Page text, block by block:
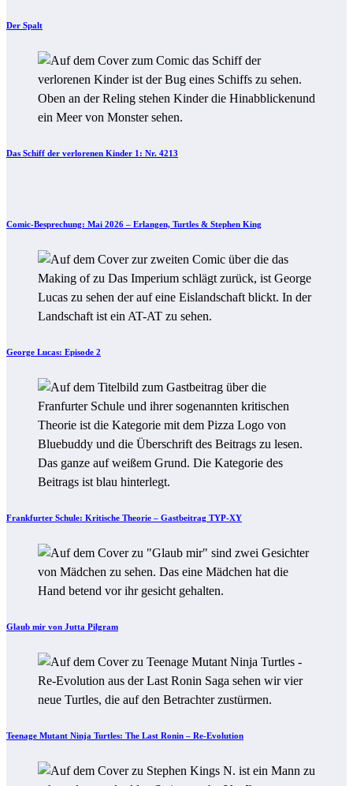
Der Spalt
Das Schiff der verlorenen Kinder 1: Nr. 4213
Comic-Besprechung: Mai 2026 – Erlangen, Turtles & Stephen King
George Lucas: Episode 2
Frankfurter Schule: Kritische Theorie – Gastbeitrag TYP-XY
Glaub mir von Jutta Pilgram
Teenage Mutant Ninja Turtles: The Last Ronin – Re-Evolution